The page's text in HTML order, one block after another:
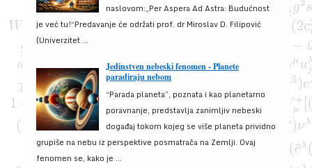
naslovom:„Per Aspera Ad Astra: Budućnost
je već tu!“Predavanje će održati prof. dr Miroslav D. Filipović
(Univerzitet ...
Jedinstven nebeski fenomen - Planete
paradiraju nebom
“Parada planeta”, poznata i kao planetarno
poravnanje, predstavlja zanimljiv nebeski
događaj tokom kojeg se više planeta prividno
grupiše na nebu iz perspektive posmatrača na Zemlji. Ovaj
fenomen se, kako je ...